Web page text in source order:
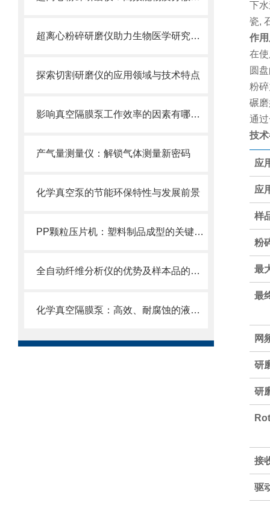
超离心粉碎研磨仪助力生物医学研究：细胞破碎与药物制备的新途径
探索切割研磨仪的应用领域与技术特点
影响真空隔膜泵工作效率的因素有哪些？
产气量测量仪：解锁气体测量新密码
化学真空泵的节能环保特性与发展前景
PP颗粒压片机：塑料制品成型的关键设备
全自动纤维分析仪的优势及样本品的制备
化学真空隔膜泵：高效、耐腐蚀的液体抽取解决方案
下
瓷,
作
在
圆
粉
碾
通
技
应
应
样
粉
最
最
网
研
研
接
驱